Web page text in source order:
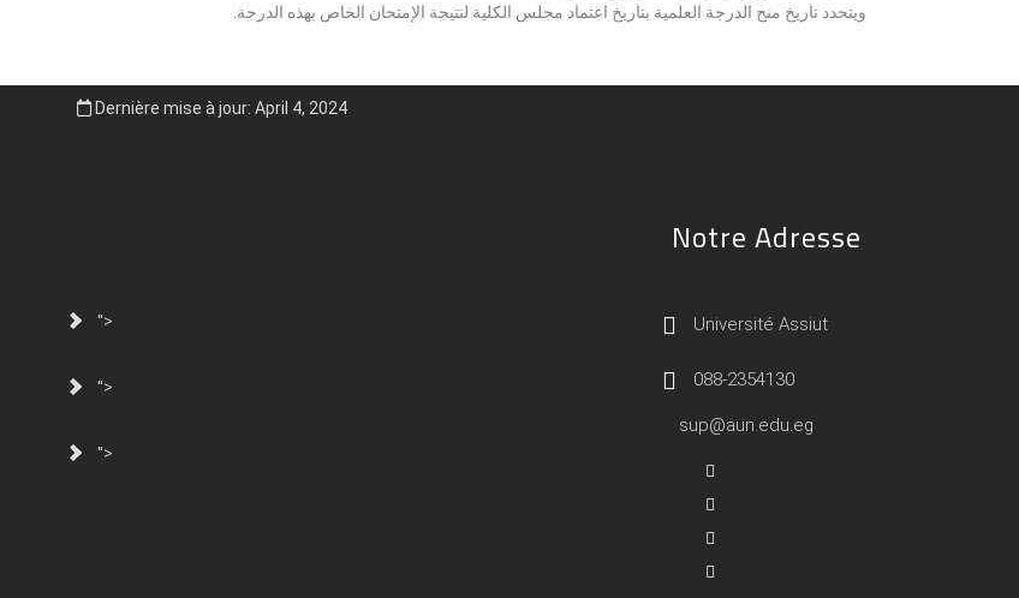
ويتحدد تاريخ منح الدرجة العلمية بتاريخ اعتماد مجلس الكلية لنتيجة الإمتحان الخاص بهذه الدرجة.
Dernière mise à jour: April 4, 2024
">
">
">
Notre Adresse
Université Assiut
088-2354130
sup@aun.edu.eg